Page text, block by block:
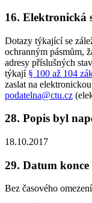
16. Elektronická
Dotazy týkající se
ochranným pásmům,
adresy příslušných
týkají § 100 až 104
zaslat na
podatelna@ctu.cz
28. Popis byl
18.10.2017
29. Datum
Bez časového